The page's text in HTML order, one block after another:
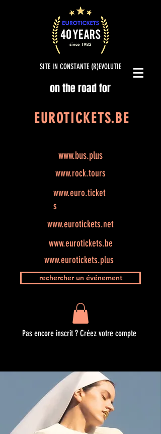
SITE IN CONSTANTE (R)EVOLUTIE
on the road for
EUROTICKETS.BE
www.bus.plus
www.rock.tours
www.euro.ticket
s
www.eurotickets.net
www.eurotickets.be
www.eurotickets.plus
rechercher un événement
Pas encore inscrit ? Créez votre compte